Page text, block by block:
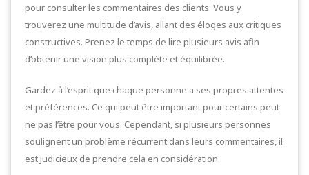
pour consulter les commentaires des clients. Vous y
trouverez une multitude d’avis, allant des éloges aux critiques
constructives. Prenez le temps de lire plusieurs avis afin
d’obtenir une vision plus complète et équilibrée.
Gardez à l’esprit que chaque personne a ses propres attentes
et préférences. Ce qui peut être important pour certains peut
ne pas l’être pour vous. Cependant, si plusieurs personnes
soulignent un problème récurrent dans leurs commentaires, il
est judicieux de prendre cela en considération.